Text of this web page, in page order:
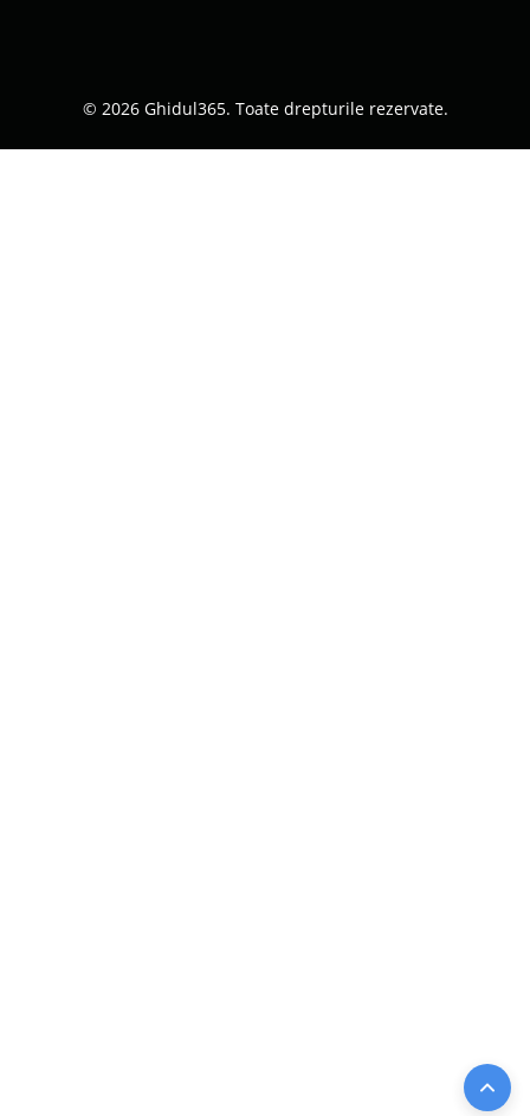
© 2026 Ghidul365. Toate drepturile rezervate.